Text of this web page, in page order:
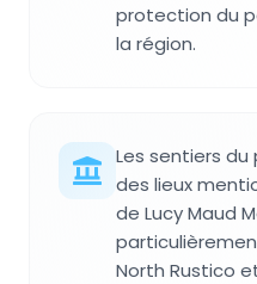
protection du
la région.
Les sentiers
des lieux
de Lucy Maud
North Rustico